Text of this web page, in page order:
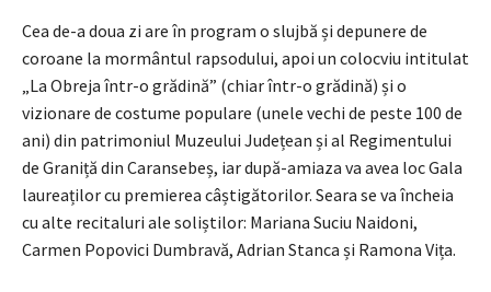
Cea de-a doua zi are în program o slujbă și depunere de
coroane la mormântul rapsodului, apoi un colocviu intitulat
„La Obreja într-o grădină” (chiar într-o grădină) și o
vizionare de costume populare (unele vechi de peste 100 de
ani) din patrimoniul Muzeului Județean și al Regimentului
de Graniță din Caransebeș, iar după-amiaza va avea loc Gala
laureaților cu premierea câștigătorilor. Seara se va încheia
cu alte recitaluri ale soliștilor: Mariana Suciu Naidoni,
Carmen Popovici Dumbravă, Adrian Stanca și Ramona Vița.